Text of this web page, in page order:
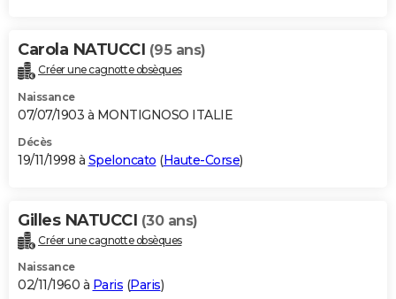
Carola NATUCCI (95 ans)
Créer une cagnotte obsèques
Naissance
07/07/1903 à MONTIGNOSO ITALIE
Décès
19/11/1998 à Speloncato (Haute-Corse)
Gilles NATUCCI (30 ans)
Créer une cagnotte obsèques
Naissance
02/11/1960 à Paris (Paris)